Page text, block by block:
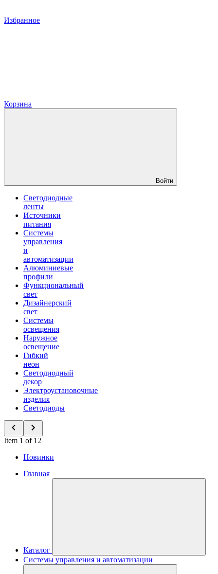
Избранное
Корзина
Войти
Светодиодные
ленты
Источники
питания
Системы
управления
и
автоматизации
Алюминиевые
профили
Функциональный
свет
Дизайнерский
свет
Системы
освещения
Наружное
освещение
Гибкий
неон
Светодиодный
декор
Электроустановочные
изделия
Светодиоды
Item 1 of 12
Новинки
Главная
Каталог
Системы управления и автоматизации